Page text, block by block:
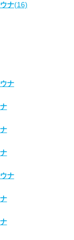
ナ(16)
ナ
ナ